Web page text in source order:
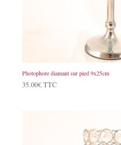
Photophore diamant sur pied 9x25cm
35.00€ TTC